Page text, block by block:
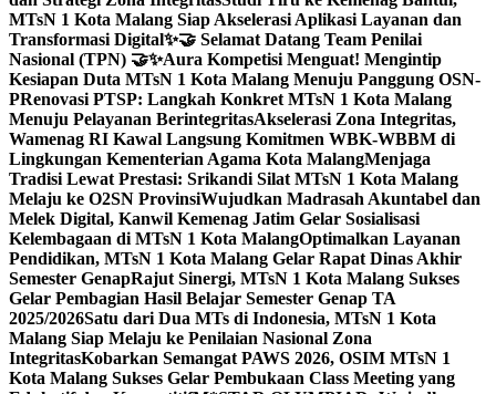
MTsN 1 Kota Malang Siap Akselerasi Aplikasi Layanan dan
Transformasi Digital✨🤝 Selamat Datang Team Penilai
Nasional (TPN) 🤝✨Aura Kompetisi Menguat! Mengintip
Kesiapan Duta MTsN 1 Kota Malang Menuju Panggung OSN-
PRenovasi PTSP: Langkah Konkret MTsN 1 Kota Malang
Menuju Pelayanan BerintegritasAkselerasi Zona Integritas,
Wamenag RI Kawal Langsung Komitmen WBK-WBBM di
Lingkungan Kementerian Agama Kota MalangMenjaga
Tradisi Lewat Prestasi: Srikandi Silat MTsN 1 Kota Malang
Melaju ke O2SN ProvinsiWujudkan Madrasah Akuntabel dan
Melek Digital, Kanwil Kemenag Jatim Gelar Sosialisasi
Kelembagaan di MTsN 1 Kota MalangOptimalkan Layanan
Pendidikan, MTsN 1 Kota Malang Gelar Rapat Dinas Akhir
Semester GenapRajut Sinergi, MTsN 1 Kota Malang Sukses
Gelar Pembagian Hasil Belajar Semester Genap TA
2025/2026Satu dari Dua MTs di Indonesia, MTsN 1 Kota
Malang Siap Melaju ke Penilaian Nasional Zona
IntegritasKobarkan Semangat PAWS 2026, OSIM MTsN 1
Kota Malang Sukses Gelar Pembukaan Class Meeting yang